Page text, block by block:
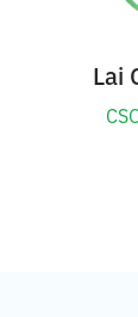
Lai